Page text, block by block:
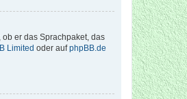
er das Sprachpaket, das
Limited oder aufphpBB.de